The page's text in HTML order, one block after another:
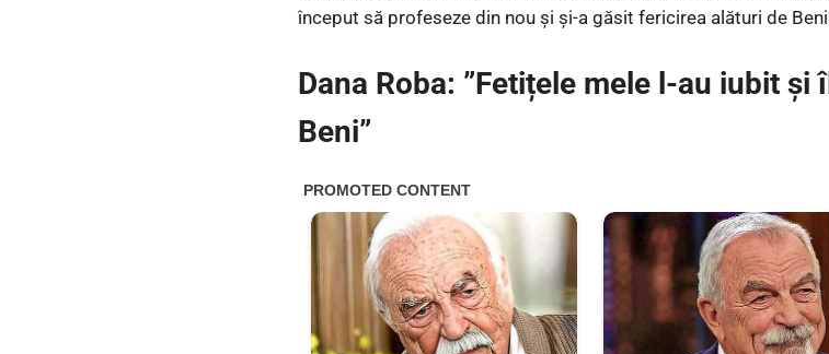
început să profeseze din nou și și-a găsit fericirea alături de
Dana Roba: ”Fetițele mele l-au iubit
Beni”